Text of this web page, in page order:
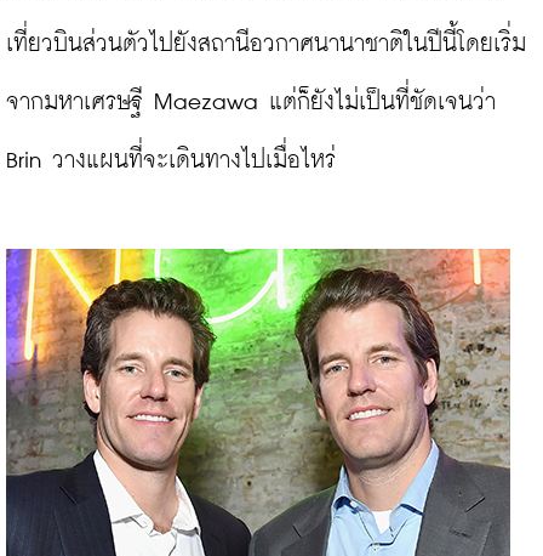
เที่ยวบินส่วนตัวไปยังสถานีอวกาศนานาชาติในปีนี้โดยเริ่ม
จากมหาเศรษฐี Maezawa แต่ก็ยังไม่เป็นที่ชัดเจนว่า
Brin วางแผนที่จะเดินทางไปเมื่อไหร่